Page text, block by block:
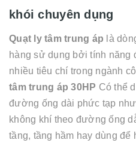
khói chuyên dụng
Quạt ly tâm trung áp là
hàng sử dụng bởi tính năng
nhiều tiêu chí trong ngành
tâm trung áp 30HP Có thể
đường ống dài phức tạp
không khí theo đường ống
tầng, tầng hầm hay dùng